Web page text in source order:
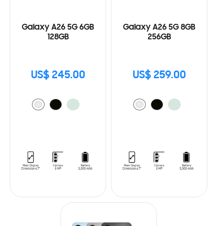
Galaxy A26 5G 6GB
128GB
US$ 245.00
Galaxy A26 5G 8GB
256GB
US$ 259.00